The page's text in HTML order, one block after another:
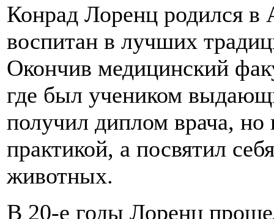
Конрад Лоренц родился в
воспитан в лучших
Окончив медицинский
где был учеником
получил диплом врача, но
практикой, а посвятил
животных.
В 20-е годы Лоренц